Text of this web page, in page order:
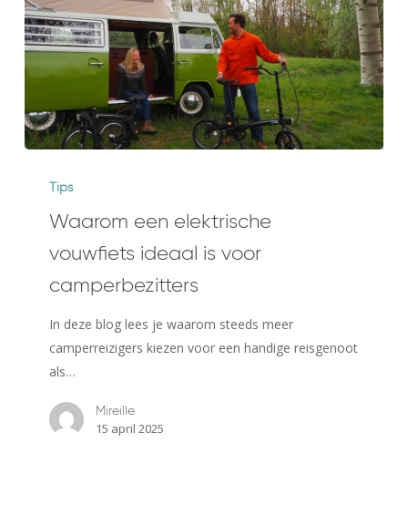
vouwfiets
ideaal
camperbezitters
Tips
Waarom een elektrische
vouwfiets ideaal is voor
camperbezitters
In deze blog lees je waarom steeds meer
camperreizigers kiezen voor een handige reisgenoot
als…
Mireille
15 april 2025